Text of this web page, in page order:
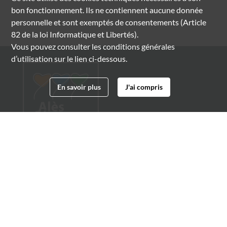
bon fonctionnement. Ils ne contiennent aucune donnée
personnelle et sont exemptés de consentements (Article
82 de la loi Informatique et Libertés).
Vous pouvez consulter les conditions générales
d’utilisation sur le lien ci-dessous.
En savoir plus J'ai compris